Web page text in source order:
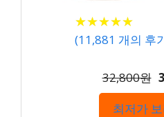
★★★★★
★★★★★
(11,881 개의 후
32,800원
최저가